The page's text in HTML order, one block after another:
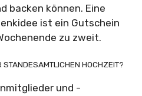
backen können. Eine
ist ein Gutschein
zu zweit.
STANDESAMTLICHEN HOCHZEIT?
und -